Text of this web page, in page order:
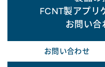
FCNT製アプリ
お問い合
お問い合わせ